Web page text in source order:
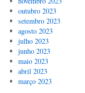
outubro 2023
setembro 2023
agosto 2023
julho 2023
junho 2023
maio 2023
abril 2023
março 2023